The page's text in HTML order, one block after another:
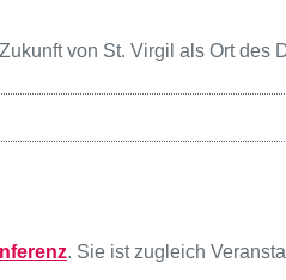
von St. Virgil als Ort des
. Sie ist zugleich